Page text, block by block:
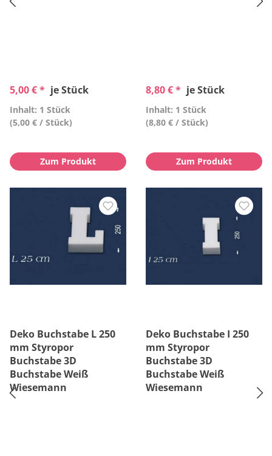
5,00 € * je Stück
Inhalt: 1 Stück
(5,00 € / Stück)
Zum Produkt
8,80 € * je Stück
Inhalt: 1 Stück
(8,80 € / Stück)
Zum Produkt
Deko Buchstabe L 250
mm Styropor
Buchstabe 3D
Buchstabe Weiß
Wiesemann
Deko Buchstabe I 250
mm Styropor
Buchstabe 3D
Buchstabe Weiß
Wiesemann